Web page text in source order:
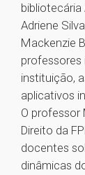
bibliotecária
Adriene
Mackenzie
instituição,
aplicativos
O professor
Direito da
docentes
dinâmicas